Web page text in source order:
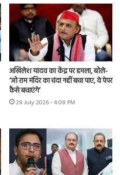
अखिलेश यादव का केंद्र पर हमला, बोले-
‘जो राम मंदिर का चंदा नहीं बचा पाए, वे पेपर
कैसे बचाएंगे’
28 July 2026 - 4:08 PM